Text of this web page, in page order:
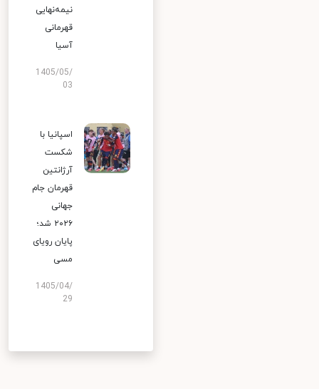
نیمه‌نهایی
قهرمانی
آسیا
1405/05/
03
اسپانیا با
شکست
آرژانتین
قهرمان جام
جهانی
۲۰۲۶ شد؛
پایان رویای
مسی
1405/04/
29